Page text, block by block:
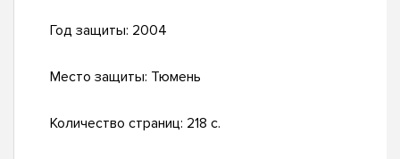
Год защиты: 2004
Место защиты: Тюмень
Количество страниц: 218 с.